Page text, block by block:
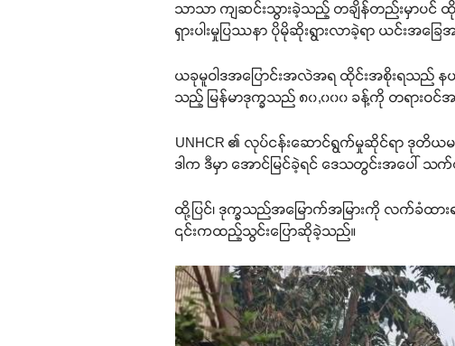
သာသာ ကျဆင်းသွားခဲ့သည့် တချိန်တည်းမှာပင် ထို
ရှားပါးမှုပြဿနာ ပိုမိုဆိုးရွားလာခဲ့ရာ ယင်းအခ
ယခုမူဝါဒအပြောင်းအလဲအရ ထိုင်းအစိုးရသည် န
သည့် မြန်မာဒုက္ခသည် ၈၀,၀၀၀ ခန့်ကို တရားဝင်
UNHCR ၏ လုပ်ငန်းဆောင်ရွက်မှုဆိုင်ရာ ဒုတိယ
ဒါက ဒီမှာ အောင်မြင်ခဲ့ရင် ဒေသတွင်းအပေါ် သက်
ထို့ပြင်၊ ဒုက္ခသည်အမြောက်အမြားကို လက်ခံထား
၎င်းကထည့်သွင်းပြောဆိုခဲ့သည်။